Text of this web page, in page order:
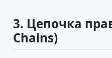
3. Цепочка
Chains)